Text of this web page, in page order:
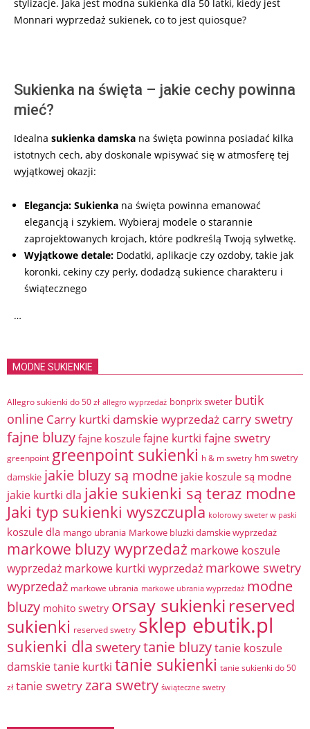
stylizacje. Jaka jest modna sukienka dla 50 latki, kiedy jest
Monnari wyprzedaż sukienek, co to jest quiosque?
Sukienka na święta – jakie cechy powinna
mieć?
Idealna sukienka damska na święta powinna posiadać kilka
istotnych cech, aby doskonale wpisywać się w atmosferę tej
wyjątkowej okazji:
Elegancja: Sukienka na święta powinna emanować
elegancją i szykiem. Wybieraj modele o starannie
zaprojektowanych krojach, które podkreślą Twoją sylwetkę.
Wyjątkowe detale: Dodatki, aplikacje czy ozdoby, takie jak
koronki, cekiny czy perły, dodadzą sukience charakteru i
świątecznego
…
MODNE SUKIENKIE
Allegro sukienki do 50 zł allegro wyprzedaż bonprix sweter butik
online Carry kurtki damskie wyprzedaż carry swetry
fajne bluzy fajne koszule fajne kurtki fajne swetry
greenpoint greenpoint sukienki h & m swetry hm swetry
damskie jakie bluzy są modne jakie koszule są modne
jakie kurtki dla jakie sukienki są teraz modne
Jaki typ sukienki wyszczupla kolorowy sweter w paski
koszule dla mango ubrania Markowe bluzki damskie wyprzedaż
markowe bluzy wyprzedaż markowe koszule
wyprzedaż markowe kurtki wyprzedaż markowe swetry
wyprzedaż markowe ubrania markowe ubrania wyprzedaż modne
bluzy mohito swetry orsay sukienki reserved
sukienki reserved swetry sklep ebutik.pl
sukienki dla sweterytanie bluzytanie koszule
damskietanie kurtki tanie sukienki tanie sukienki do 50
zł tanie swetryzara swetry świąteczne swetry